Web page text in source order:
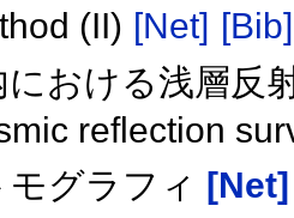
(II) [Net] [Bib]
における浅層反
reflection
グラフィ [Net]